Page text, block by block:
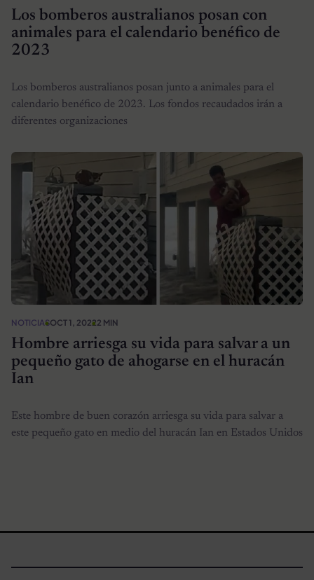
Los bomberos australianos posan con
animales para el calendario benéfico de
2023
Los bomberos australianos posan junto a animales para el
calendario benéfico de 2023. Los fondos recaudados irán a
diferentes organizaciones
NOTICIASOCT 1, 20222 MIN
Hombre arriesga su vida para salvar a un
pequeño gato de ahogarse en el huracán
Ian
Este hombre de buen corazón arriesga su vida para salvar a
este pequeño gato en medio del huracán Ian en Estados Unidos